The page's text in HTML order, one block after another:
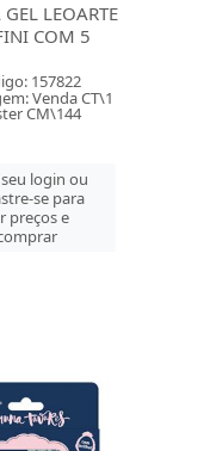
GEL LEOARTE
COM 5
157822
Venda CT\1
CM\144
seu login ou
se para
preços e